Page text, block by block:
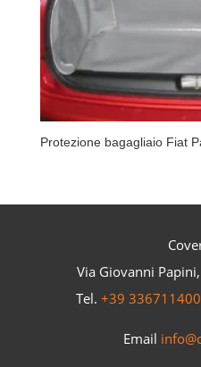
Protezione bagagliaio Fiat
Via Giovanni
Tel.+39 336711400
Email